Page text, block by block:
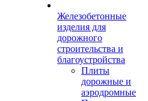
Железобетонные
изделия для
дорожного
строительства и
благоустройства
Плиты
дорожные и
аэродромные